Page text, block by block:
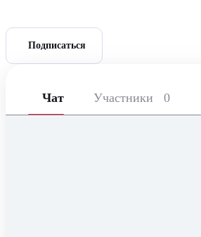
Подписаться
Чат Участники 0